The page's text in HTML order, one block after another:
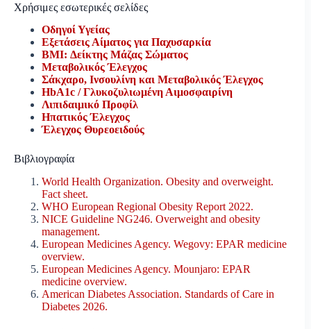
Χρήσιμες εσωτερικές σελίδες
Οδηγοί Υγείας
Εξετάσεις Αίματος για Παχυσαρκία
BMI: Δείκτης Μάζας Σώματος
Μεταβολικός Έλεγχος
Σάκχαρο, Ινσουλίνη και Μεταβολικός Έλεγχος
HbA1c / Γλυκοζυλιωμένη Αιμοσφαιρίνη
Λιπιδαιμικό Προφίλ
Ηπατικός Έλεγχος
Έλεγχος Θυρεοειδούς
Βιβλιογραφία
World Health Organization. Obesity and overweight.
Fact sheet.
WHO European Regional Obesity Report 2022.
NICE Guideline NG246. Overweight and obesity
management.
European Medicines Agency. Wegovy: EPAR medicine
overview.
European Medicines Agency. Mounjaro: EPAR
medicine overview.
American Diabetes Association. Standards of Care in
Diabetes 2026.